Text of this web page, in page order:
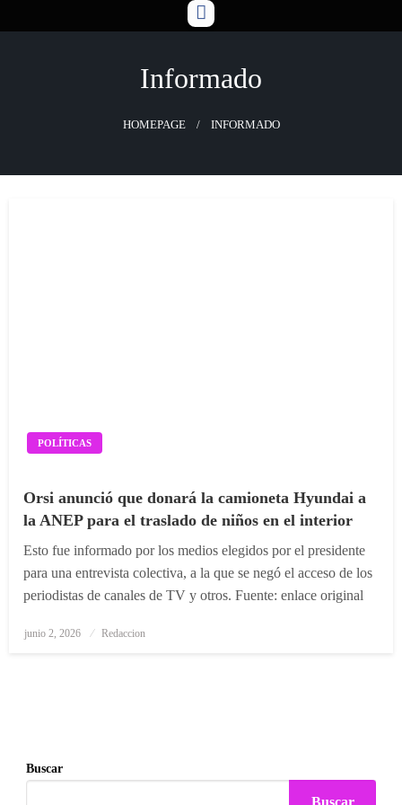
to
Informado
HOMEPAGE INFORMADO
POLÍTICAS
Orsi anunció que donará la camioneta Hyundai a
la ANEP para el traslado de niños en el interior
Esto fue informado por los medios elegidos por el presidente
para una entrevista colectiva, a la que se negó el acceso de los
periodistas de canales de TV y otros. Fuente: enlace original
Posted
junio 2, 2026 Redaccion
Buscar
Buscar